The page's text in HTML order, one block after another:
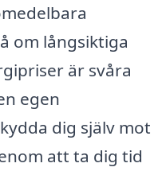
om långsiktiga
är svåra
egen
dig själv mot
att ta dig tid